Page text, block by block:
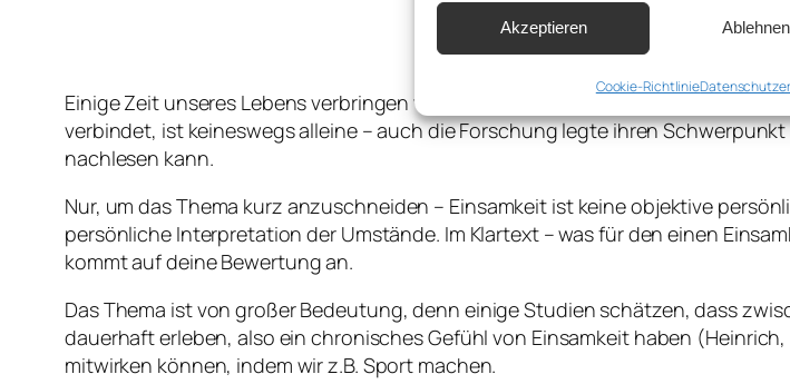
übermittelter Informationen.
Gewährleistung der Sicherheit,
Betrug und Fehlerbehebung, Bereitstellung
speichern und übermitteln.
Akzeptieren Ablehnen
Cookie-Richtlinie
WENN
Einige Zeit unseres Lebens verbringen wir in Stille. Nur mit uns selbst. Wenn
verbindet, ist keineswegs alleine – auch die Forschung legte ihren
nachlesen kann.
Nur, um das Thema kurz anzuschneiden – Einsamkeit ist keine objektive
persönliche Interpretation der Umstände. Im Klartext – was für den einen
kommt auf deine Bewertung an.
Das Thema ist von großer Bedeutung, denn einige Studien schätzen, dass
dauerhaft erleben, also ein chronisches Gefühl von Einsamkeit haben
mitwirken können, indem wir z.B. Sport machen.